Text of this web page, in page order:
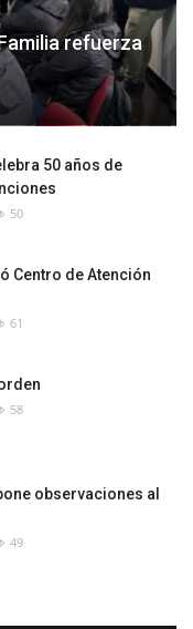
refuerza
50 años de
50
Centro de Atención
61
58
observaciones al
49